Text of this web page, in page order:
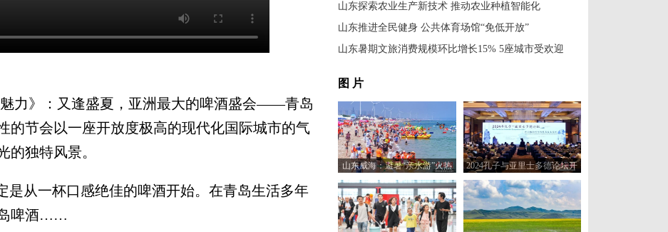
力》：又逢盛夏，亚洲最大的啤酒盛会——青岛
的节会以一座开放度极高的现代化国际城市的气
的独特风景。
从一杯口感绝佳的啤酒开始。在青岛生活多年
岛啤酒……
山东探索农业生产新技术 推动农业种植智能化
山东推进全民健身 公共体育场馆“免低开放”
山东暑期文旅消费规模环比增长15% 5座城市受欢迎
图 片
山东威海：避暑“亲水游”火热
2024孔子与亚里士多德论坛开
幕